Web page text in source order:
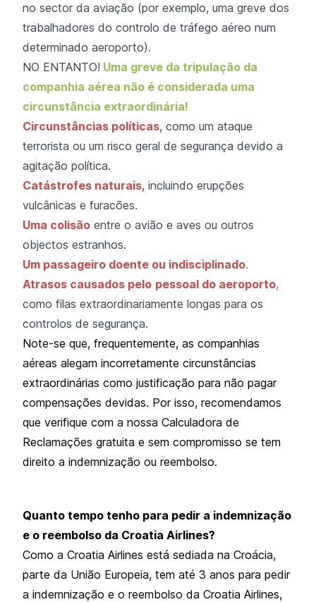
no sector da aviação (por exemplo, uma greve dos
trabalhadores do controlo de tráfego aéreo num
determinado aeroporto).
NO ENTANTO! Uma greve da tripulação da
companhia aérea não é considerada uma
circunstância extraordinária!
Circunstâncias políticas, como um ataque
terrorista ou um risco geral de segurança devido a
agitação política.
Catástrofes naturais, incluindo erupções
vulcânicas e furacões.
Uma colisão entre o avião e aves ou outros
objectos estranhos.
Um passageiro doente ou indisciplinado.
Atrasos causados pelo pessoal do aeroporto,
como filas extraordinariamente longas para os
controlos de segurança.
Note-se que, frequentemente, as companhias
aéreas alegam incorretamente circunstâncias
extraordinárias como justificação para não pagar
compensações devidas. Por isso, recomendamos
que verifique com a nossa Calculadora de
Reclamações gratuita e sem compromisso se tem
direito a indemnização ou reembolso.
Quanto tempo tenho para pedir a indemnização
e o reembolso da Croatia Airlines?
Como a Croatia Airlines está sediada na Croácia,
parte da União Europeia, tem até 3 anos para pedir
a indemnização e o reembolso da Croatia Airlines,